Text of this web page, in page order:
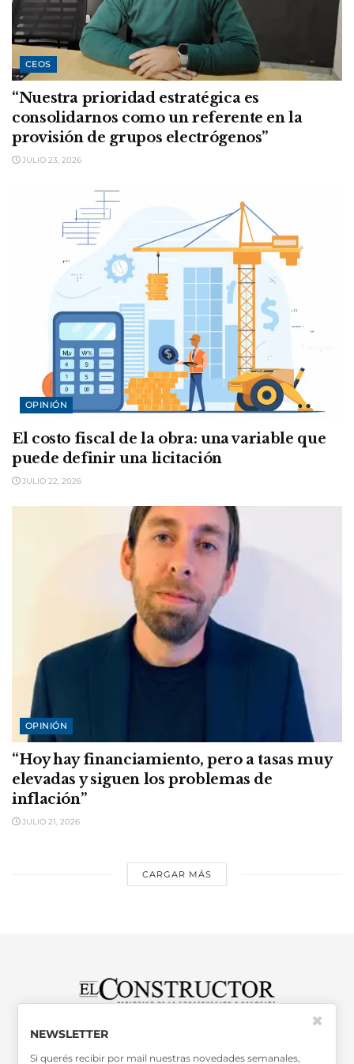
CEOS
“Nuestra prioridad estratégica es
consolidarnos como un referente en la
provisión de grupos electrógenos”
JULIO 23, 2026
OPINIÓN
El costo fiscal de la obra: una variable que
puede definir una licitación
JULIO 22, 2026
OPINIÓN
“Hoy hay financiamiento, pero a tasas muy
elevadas y siguen los problemas de
inflación”
JULIO 21, 2026
CARGAR MÁS
SABER MÁS >>
OTRAS PUBLICACIONES >>
NEWSLETTER
Si querés recibir por mail nuestras novedades semanales,
✖